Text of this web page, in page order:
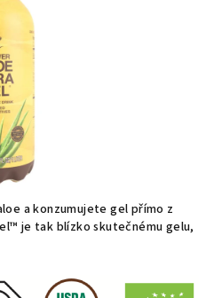
a konzumujete gel přímo z
je tak blízko skutečnému gelu,